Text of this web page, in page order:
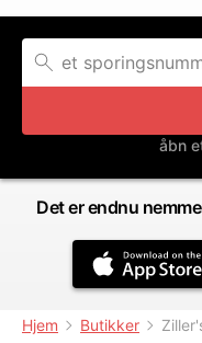
åbn
Det er endnu
Hjem Butikker